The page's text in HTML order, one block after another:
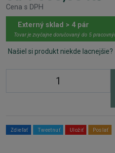
Cena s DPH
Externý sklad > 4 pár
Tovar je zvyčajne doručovaný do 5
Našiel si produkt niekde lacnejšie?
Zdieľať Tweetnuť Uložiť Poslať